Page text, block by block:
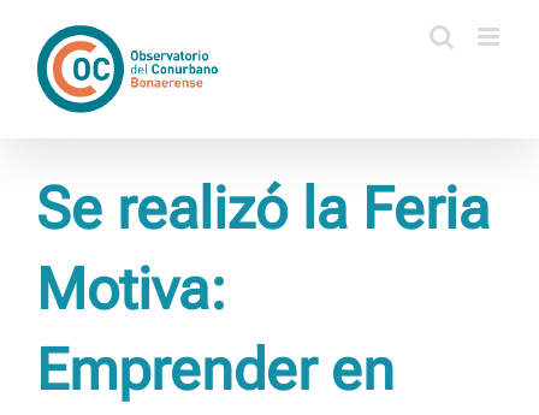
contenido
Se realizó la Feria
Motiva:
Emprender en